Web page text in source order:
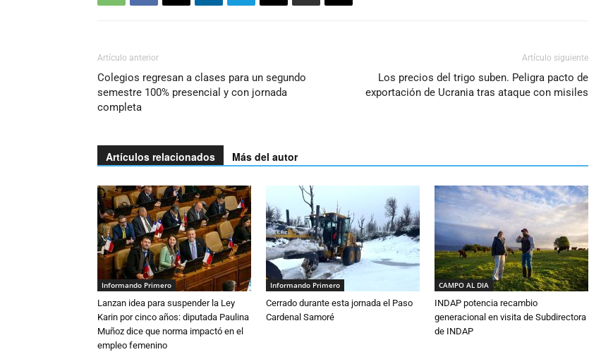
Artículo anterior
Colegios regresan a clases para un segundo
semestre 100% presencial y con jornada
completa
Artículo siguiente
Los precios del trigo suben. Peligra pacto de
exportación de Ucrania tras ataque con misiles
Artículos relacionados Más del autor
Informando Primero
Lanzan idea para suspender la Ley
Karin por cinco años: diputada Paulina
Muñoz dice que norma impactó en el
empleo femenino
Informando Primero
Cerrado durante esta jornada el Paso
Cardenal Samoré
CAMPO AL DIA
INDAP potencia recambio
generacional en visita de Subdirectora
de INDAP